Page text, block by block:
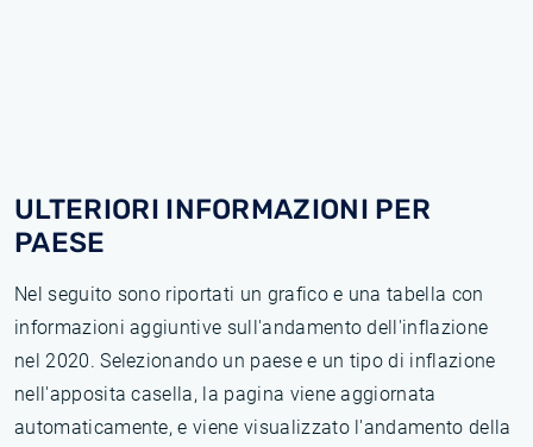
ULTERIORI INFORMAZIONI PER
PAESE
Nel seguito sono riportati un grafico e una tabella con
informazioni aggiuntive sull'andamento dell'inflazione
nel 2020. Selezionando un paese e un tipo di inflazione
nell'apposita casella, la pagina viene aggiornata
automaticamente, e viene visualizzato l'andamento della